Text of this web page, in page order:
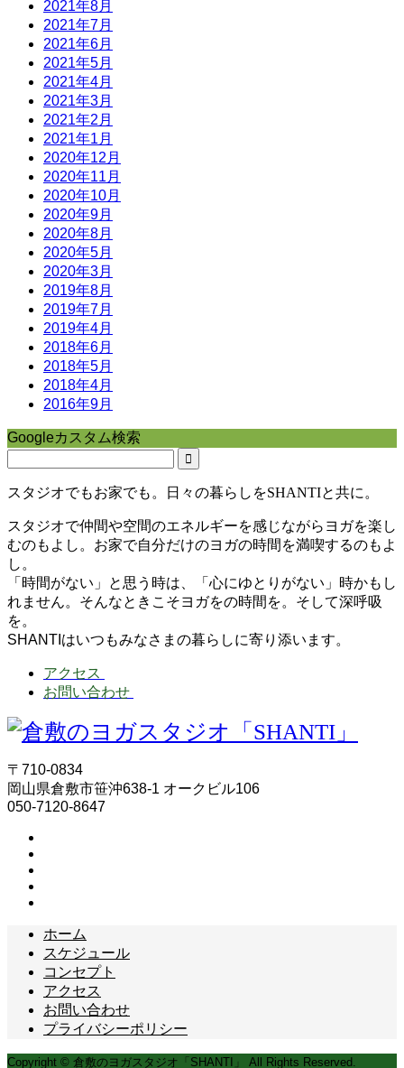
2021年8月
2021年7月
2021年6月
2021年5月
2021年4月
2021年3月
2021年2月
2021年1月
2020年12月
2020年11月
2020年10月
2020年9月
2020年8月
2020年5月
2020年3月
2019年8月
2019年7月
2019年4月
2018年6月
2018年5月
2018年4月
2016年9月
Googleカスタム検索
スタジオでもお家でも。日々の暮らしをSHANTIと共に。
スタジオで仲間や空間のエネルギーを感じながらヨガを楽し
むのもよし。お家で自分だけのヨガの時間を満喫するのもよ
し。
「時間がない」と思う時は、「心にゆとりがない」時かもし
れません。そんなときこそヨガをの時間を。そして深呼吸
を。
SHANTIはいつもみなさまの暮らしに寄り添います。
アクセス
お問い合わせ
〒710-0834
岡山県倉敷市笹沖638-1 オークビル106
050-7120-8647
ホーム
スケジュール
コンセプト
アクセス
お問い合わせ
プライバシーポリシー
Copyright © 倉敷のヨガスタジオ「SHANTI」 All Rights Reserved.